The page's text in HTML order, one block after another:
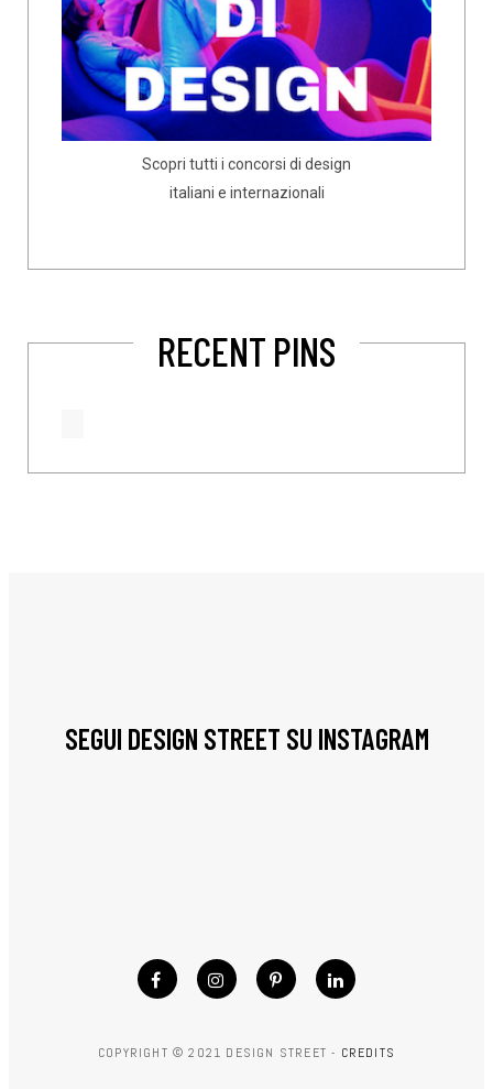
Scopri tutti i concorsi di design
italiani e internazionali
RECENT PINS
SEGUI DESIGN STREET SU INSTAGRAM
COPYRIGHT © 2021 DESIGN STREET - CREDITS